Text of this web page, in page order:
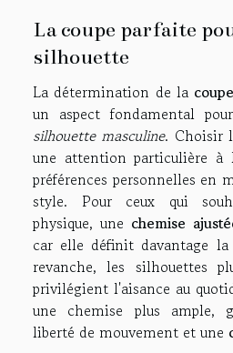
La coupe parfaite
silhouette
La détermination de la
un aspect fondamental
silhouette masculine. Choisir
une attention particulière à
préférences personnelles en
style. Pour ceux qui
physique, une chemise
car elle définit davantage
revanche, les silhouettes
privilégient l'aisance au
une chemise plus ample,
liberté de mouvement et une